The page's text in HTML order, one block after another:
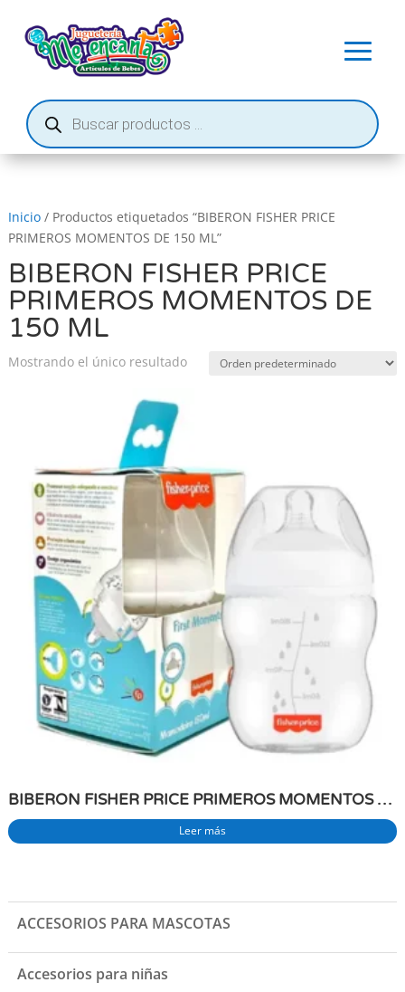
Búsqueda
de
productos
Inicio/ Productos etiquetados “BIBERON FISHER PRICE
PRIMEROS MOMENTOS DE 150 ML”
BIBERON FISHER PRICE
PRIMEROS MOMENTOS DE
150 ML
Mostrando el único resultado
BIBERON FISHER PRICE PRIMEROS MOMENTOS DE 150 ML
Leer más
ACCESORIOS PARA MASCOTAS
Accesorios para niñas